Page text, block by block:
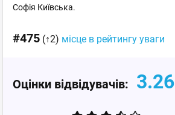
Софія Київська.
#475 (↑2) місце в рейтингу уваги
Оцінки відвідувачів: 3.26